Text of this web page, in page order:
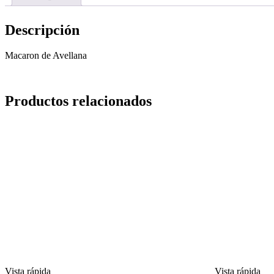
Descripción
Macaron de Avellana
Productos relacionados
Vista rápida
Vista rápida